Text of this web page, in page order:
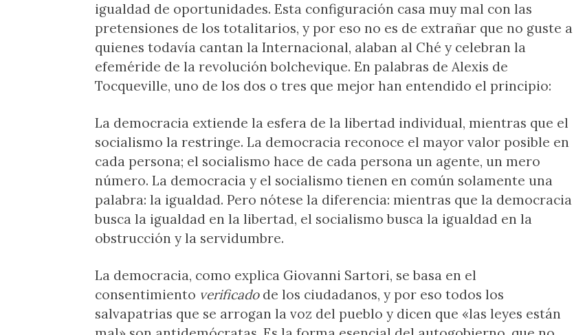
igualdad de oportunidades. Esta configuración casa muy mal con las
pretensiones de los totalitarios, y por eso no es de extrañar que no guste a
quienes todavía cantan la Internacional, alaban al Ché y celebran la
efeméride de la revolución bolchevique. En palabras de Alexis de
Tocqueville, uno de los dos o tres que mejor han entendido el principio:
La democracia extiende la esfera de la libertad individual, mientras que el
socialismo la restringe. La democracia reconoce el mayor valor posible en
cada persona; el socialismo hace de cada persona un agente, un mero
número. La democracia y el socialismo tienen en común solamente una
palabra: la igualdad. Pero nótese la diferencia: mientras que la democracia
busca la igualdad en la libertad, el socialismo busca la igualdad en la
obstrucción y la servidumbre.
La democracia, como explica Giovanni Sartori, se basa en el
consentimiento verificadode los ciudadanos, y por eso todos los
salvapatrias que se arrogan la voz del pueblo y dicen que «las leyes están